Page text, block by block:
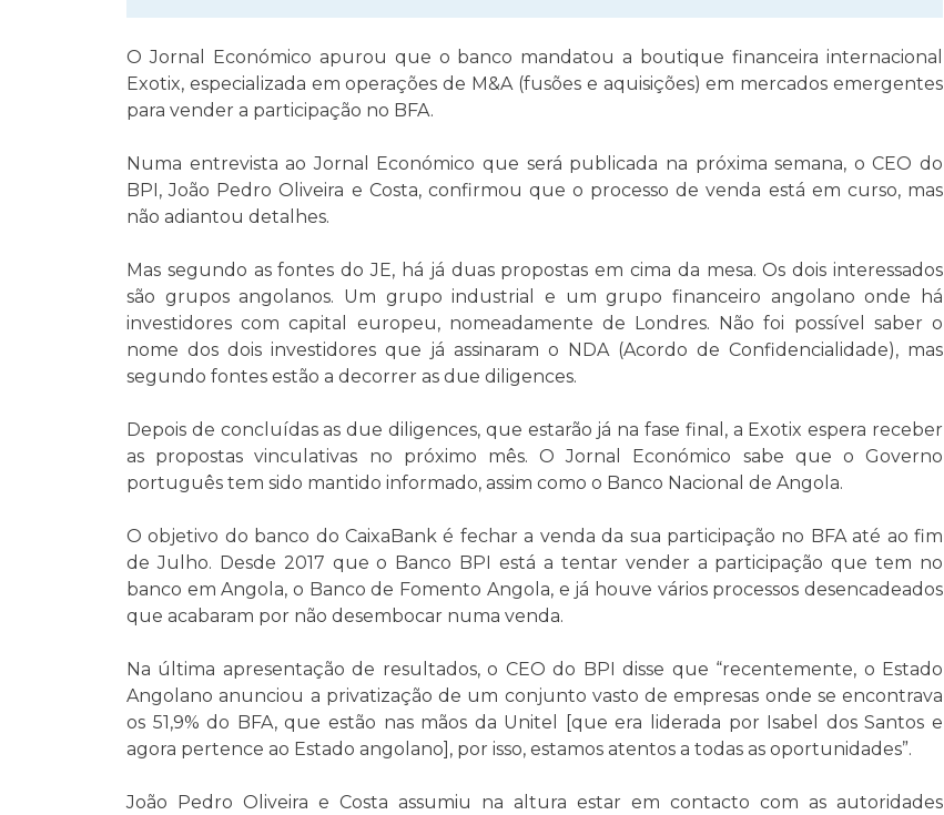
O Jornal Económico apurou que o banco mandatou a boutique financeira internacional
Exotix, especializada em operações de M&A (fusões e aquisições) em mercados emergentes
para vender a participação no BFA.
Numa entrevista ao Jornal Económico que será publicada na próxima semana, o CEO do
BPI, João Pedro Oliveira e Costa, confirmou que o processo de venda está em curso, mas
não adiantou detalhes.
Mas segundo as fontes do JE, há já duas propostas em cima da mesa. Os dois interessados
são grupos angolanos. Um grupo industrial e um grupo financeiro angolano onde há
investidores com capital europeu, nomeadamente de Londres. Não foi possível saber o
nome dos dois investidores que já assinaram o NDA (Acordo de Confidencialidade), mas
segundo fontes estão a decorrer as due diligences.
Depois de concluídas as due diligences, que estarão já na fase final, a Exotix espera receber
as propostas vinculativas no próximo mês. O Jornal Económico sabe que o Governo
português tem sido mantido informado, assim como o Banco Nacional de Angola.
O objetivo do banco do CaixaBank é fechar a venda da sua participação no BFA até ao fim
de Julho. Desde 2017 que o Banco BPI está a tentar vender a participação que tem no
banco em Angola, o Banco de Fomento Angola, e já houve vários processos desencadeados
que acabaram por não desembocar numa venda.
Na última apresentação de resultados, o CEO do BPI disse que “recentemente, o Estado
Angolano anunciou a privatização de um conjunto vasto de empresas onde se encontrava
os 51,9% do BFA, que estão nas mãos da Unitel [que era liderada por Isabel dos Santos e
agora pertence ao Estado angolano], por isso, estamos atentos a todas as oportunidades”.
João Pedro Oliveira e Costa assumiu na altura estar em contacto com as autoridades